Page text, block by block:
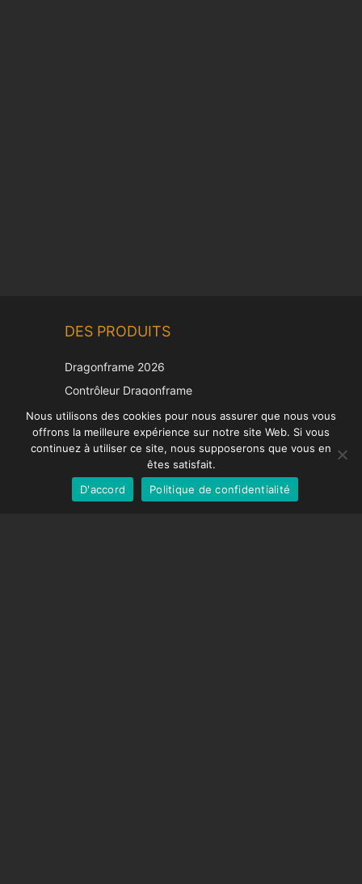
DES PRODUITS
Dragonframe 2026
Contrôleur Dragonframe
DDMX-512
DMC-32
Capuchon de correction EOS LV
Nous utilisons des cookies pour nous assurer que nous vous
offrons la meilleure expérience sur notre site Web. Si vous
continuez à utiliser ce site, nous supposerons que vous en
êtes satisfait.
D'accord
Politique de confidentialité
French
German
Spanish